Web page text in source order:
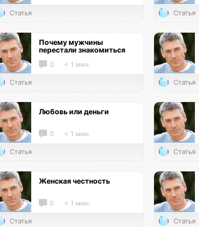
Статья Статья
Почему мужчины
перестали знакомиться
0 < 1 мин.
Статья Статья
Любовь или деньги
0 < 1 мин.
Статья Статья
Женская честность
0 < 1 мин.
Статья Статья